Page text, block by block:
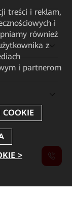
treści i reklam,
i
również
z
i partnerom
>